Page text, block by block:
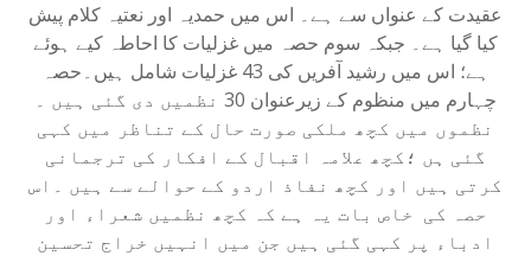
عقیدت کے عنواں سے ہے۔ اس میں حمدیہ اور نعتیہ کلام پیش
کیا گیا ہے۔ جبکہ سوم حصہ میں غزلیات کا احاطہ کیے ہوئے
ہے؛ اس میں رشید آفریں کی 43 غزلیات شامل ہیں۔حصہ
چہارم میں منظوم کے زیرعنوان 30 نظمیں دی گئی ہیں ۔
نظموں میں کچھ ملکی صورت حال کے تناظر میں کہی
گئی ہں ؛کچھ علامہ اقبال کے افکار کی ترجمانی
کرتی ہیں اور کچھ نفاذ اردو کے حوالے سے ہیں ۔اس
حصہ کی خاص بات یہ ہے کہ کچھ نظمیں شعراء اور
ادباء پر کہی گئی ہیں جن میں انہیں خراج تحسین